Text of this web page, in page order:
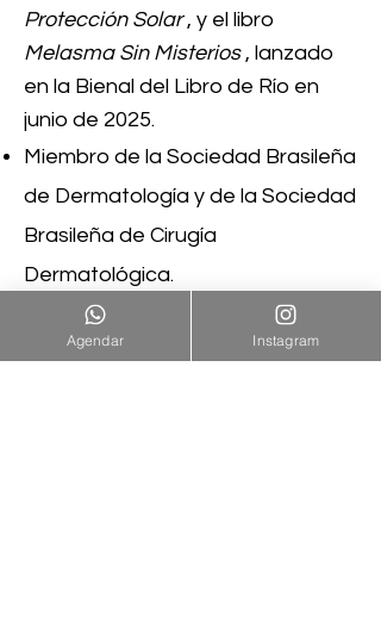
Protección Solar, y el libro
Melasma Sin Misterios, lanzado
en la Bienal del Libro de Río en
junio de 2025.
Miembro de la Sociedad Brasileña
de Dermatología y de la Sociedad
Brasileña de Cirugía
Dermatológica.
CRM RJ52-865338
CRM PR 24611
Agendar Instagram